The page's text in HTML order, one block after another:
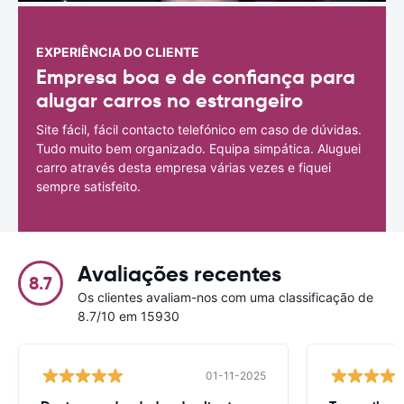
EXPERIÊNCIA DO CLIENTE
Empresa boa e de confiança para
alugar carros no estrangeiro
Site fácil, fácil contacto telefónico em caso de dúvidas.
Tudo muito bem organizado. Equipa simpática. Aluguei
carro através desta empresa várias vezes e fiquei
sempre satisfeito.
8.7 Avaliações recentes
Os clientes avaliam-nos com uma classificação de
8.7/10 em 15930
01-11-2025